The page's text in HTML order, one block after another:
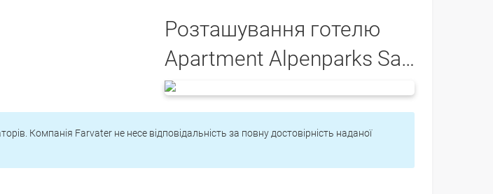
Розташування готелю
Apartment Alpenparks Saalbach 4*
Компанія Farvater не несе відповідальність за повну достовірність наданої